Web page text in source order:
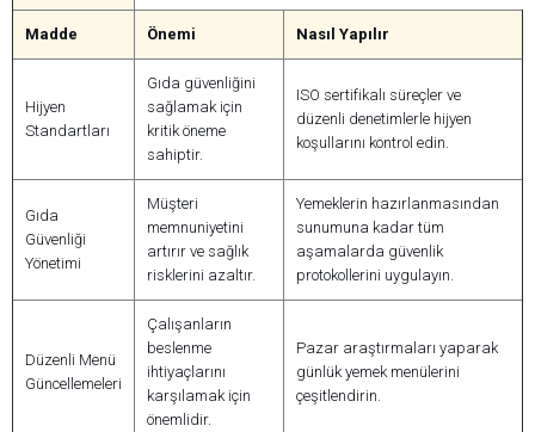
Madde Önemi Nasıl Yapılır
Hijyen
Standartları
Gıda güvenliğini
sağlamak için
kritik öneme
sahiptir.
ISO sertifikalı süreçler ve
düzenli denetimlerle hijyen
koşullarını kontrol edin.
Gıda
Güvenliği
Yönetimi
Müşteri
memnuniyetini
artırır ve sağlık
risklerini azaltır.
Yemeklerin hazırlanmasından
sunumuna kadar tüm
aşamalarda güvenlik
protokollerini uygulayın.
Düzenli Menü
Güncellemeleri
Çalışanların
beslenme
ihtiyaçlarını
karşılamak için
önemlidir.
Pazar araştırmaları yaparak
günlük yemek menülerini
çeşitlendirin.